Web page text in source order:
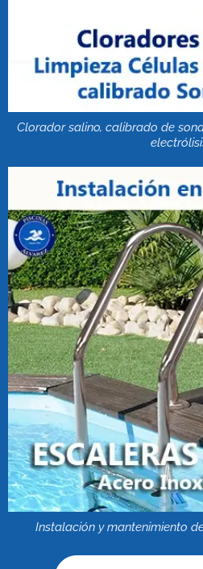
Clorador salino, calibrado de
Instalación y mantenimiento